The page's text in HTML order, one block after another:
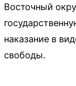
Восточный
наказание в
свободы.